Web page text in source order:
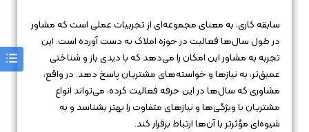
سابقه کاری، به معنای مجموعه‌ای از تجربیات عملی است که مشاور
در طول سال‌ها فعالیت در حوزه املاک به دست آورده است. این
تجربه به مشاور این امکان را می‌دهد که با دیدی باز و شناختی
عمیق‌تر، به نیازها و خواسته‌های مشتریان پاسخ دهد. در واقع،
مشاوری که سال‌ها در این حرفه فعالیت کرده، می‌تواند انواع
مشتریان با ویژگی‌ها و نیازهای متفاوت را بهتر بشناسد و به
شیوه‌ای مؤثرتر با آن‌ها ارتباط برقرار کند.